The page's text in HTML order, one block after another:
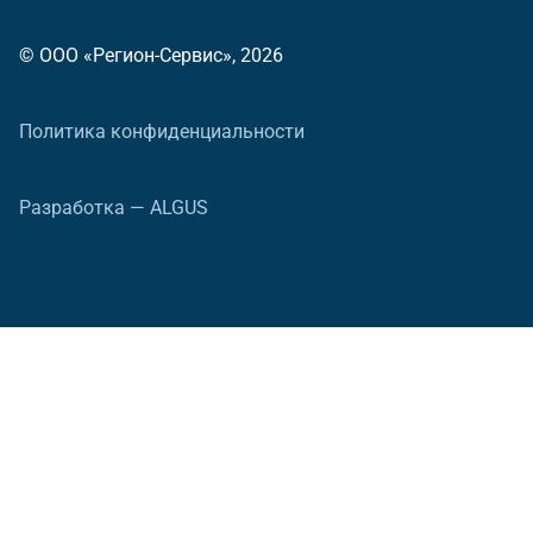
© ООО «Регион-Сервис», 2026
Политика конфиденциальности
Разработка — ALGUS